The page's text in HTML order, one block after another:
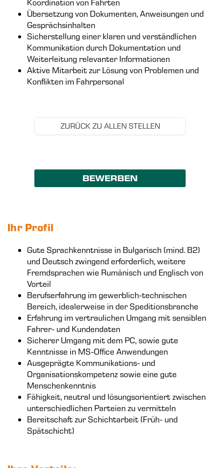
ZURÜCK ZU ALLEN STELLEN
BEWERBEN
Koordination von Fahrten
Übersetzung von Dokumenten, Anweisungen und
Gesprächsinhalten
Sicherstellung einer klaren und verständlichen
Kommunikation durch Dokumentation und
Weiterleitung relevanter Informationen
Aktive Mitarbeit zur Lösung von Problemen und
Konflikten im Fahrpersonal
Ihr Profil
Gute Sprachkenntnisse in Bulgarisch (mind. B2)
und Deutsch zwingend erforderlich, weitere
Fremdsprachen wie Rumänisch und Englisch von
Vorteil
Berufserfahrung im gewerblich-technischen
Bereich, idealerweise in der Speditionsbranche
Erfahrung im vertraulichen Umgang mit sensiblen
Fahrer- und Kundendaten
Sicherer Umgang mit dem PC, sowie gute
Kenntnisse in MS-Office Anwendungen
Ausgeprägte Kommunikations- und
Organisationskompetenz sowie eine gute
Menschenkenntnis
Fähigkeit, neutral und lösungsorientiert zwischen
unterschiedlichen Parteien zu vermitteln
Bereitschaft zur Schichtarbeit (Früh- und
Spätschicht)